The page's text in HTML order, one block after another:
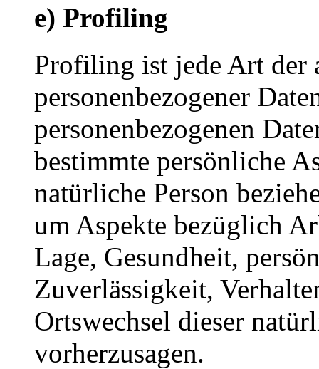
e) Profiling
Profiling ist jede Art der
personenbezogener
personenbezogenen
bestimmte persönliche
natürliche Person
um Aspekte bezüglich
Lage, Gesundheit,
Zuverlässigkeit,
Ortswechsel dieser
vorherzusagen.